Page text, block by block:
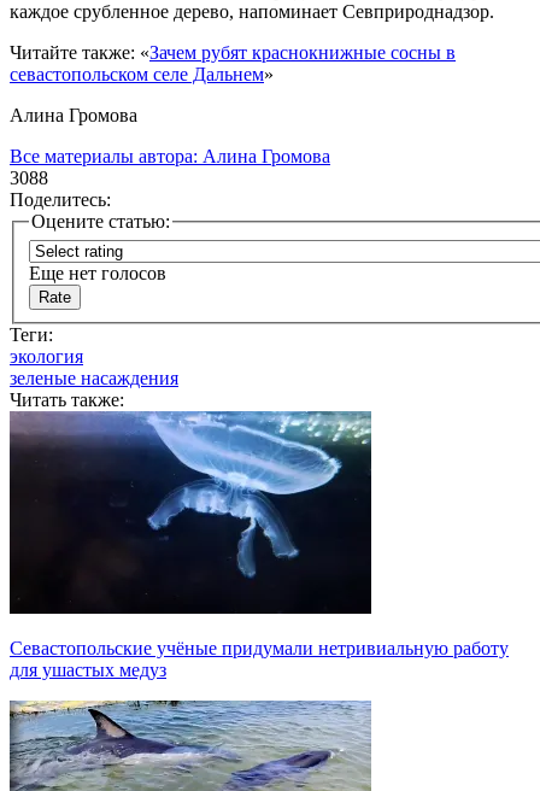
каждое срубленное дерево, напоминает Севприроднадзор.
Читайте также: «Зачем рубят краснокнижные сосны в
севастопольском селе Дальнем»
Алина Громова
Все материалы автора: Алина Громова
3088
Поделитесь:
Оцените статью:
Еще нет голосов
Теги:
экология
зеленые насаждения
Читать также:
Севастопольские учёные придумали нетривиальную работу
для ушастых медуз